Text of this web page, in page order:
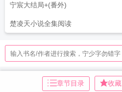
宁宸大结局+(番外)
楚凌天小说全集阅读
章节目录 收藏